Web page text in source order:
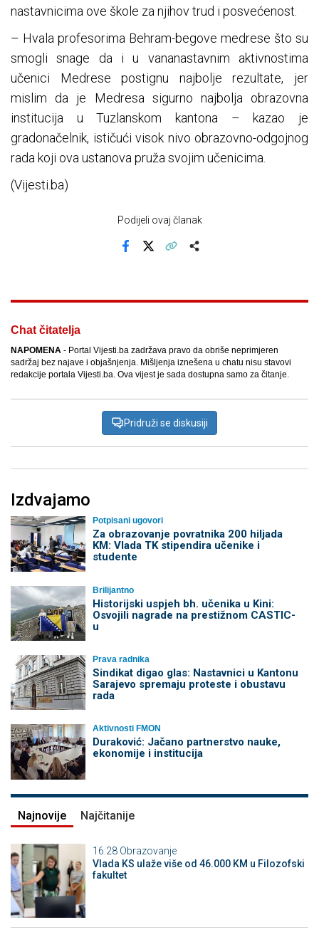
nastavnicima ove škole za njihov trud i posvećenost.
– Hvala profesorima Behram-begove medrese što su
smogli snage da i u vananastavnim aktivnostima
učenici Medrese postignu najbolje rezultate, jer
mislim da je Medresa sigurno najbolja obrazovna
institucija u Tuzlanskom kantona – kazao je
gradonačelnik, ističući visok nivo obrazovno-odgojnog
rada koji ova ustanova pruža svojim učenicima.
(Vijesti.ba)
Podijeli ovaj članak
Chat čitatelja
NAPOMENA - Portal Vijesti.ba zadržava pravo da obriše neprimjeren
sadržaj bez najave i objašnjenja. Mišljenja iznešena u chatu nisu stavovi
redakcije portala Vijesti.ba. Ova vijest je sada dostupna samo za čitanje.
Pridruži se diskusiji
Izdvajamo
Potpisani ugovori
Za obrazovanje povratnika 200 hiljada
KM: Vlada TK stipendira učenike i
studente
Brilijantno
Historijski uspjeh bh. učenika u Kini:
Osvojili nagrade na prestižnom CASTIC-
u
Prava radnika
Sindikat digao glas: Nastavnici u Kantonu
Sarajevo spremaju proteste i obustavu
rada
Aktivnosti FMON
Duraković: Jačano partnerstvo nauke,
ekonomije i institucija
Najnovije Najčitanije
16:28 Obrazovanje
Vlada KS ulaže više od 46.000 KM u Filozofski
fakultet